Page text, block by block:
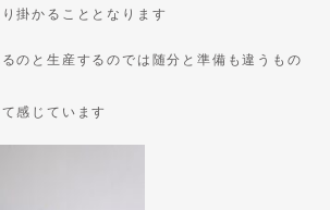
掛かることとなります
のと生産するのでは随分と準備も違うもの
感じています